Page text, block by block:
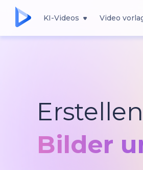
KI-Videos Video
Bilder